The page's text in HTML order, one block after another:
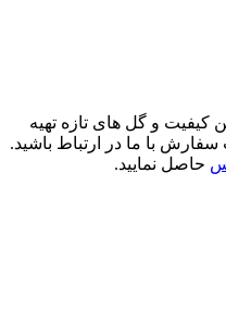
کیفیت و گل های تازه تهیه
با ما در ارتباط باشید.
حاصل نمایید.